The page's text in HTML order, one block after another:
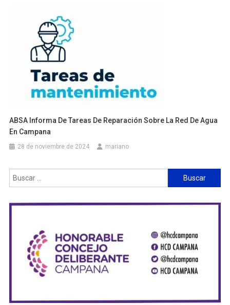
ABSA Informa De Tareas De Reparación Sobre La Red De Agua
En Campana
28 de noviembre de 2024 mariano
Buscar: